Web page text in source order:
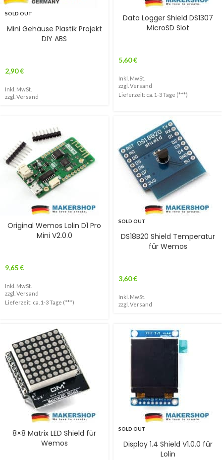
SOLD OUT
Mini Gehäuse Plastik Projekt
DIY ABS
2,90€
Inkl. MwSt.
zzgl. Versand
Data Logger Shield DS1307
MicroSD Slot
5,60€
Inkl. MwSt.
zzgl. Versand
Lieferzeit: ca. 1-3 Tage (***)
Original Wemos Lolin D1 Pro
Mini V2.0.0
9,65€
Inkl. MwSt.
zzgl. Versand
Lieferzeit: ca. 1-3 Tage (***)
SOLD OUT
DS18B20 Shield Temperatur
für Wemos
3,60€
Inkl. MwSt.
zzgl. Versand
8×8 Matrix LED Shield für
Wemos
SOLD OUT
Display 1.4 Shield V1.0.0 für
Lolin